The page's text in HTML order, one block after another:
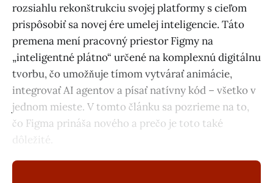
rozsiahlu rekonštrukciu svojej platformy s cieľom
prispôsobiť sa novej ére umelej inteligencie. Táto
premena mení pracovný priestor Figmy na
„inteligentné plátno“ určené na komplexnú digitálnu
tvorbu, čo umožňuje tímom vytvárať animácie,
integrovať AI agentov a písať natívny kód – všetko v
jednom mieste. V tomto článku sa pozrieme na to,
čo Figma prináša nového a prečo je toto také
dôležité.